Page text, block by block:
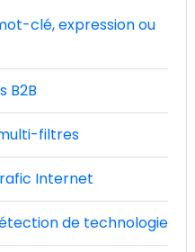
clé, expression ou
B2B
filtres
Internet
de technologie